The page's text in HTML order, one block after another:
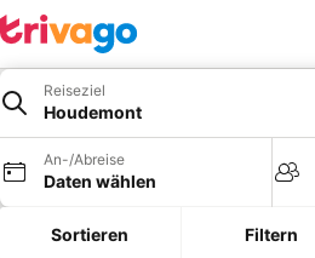
Reiseziel
Houdemont
An-/Abreise
Daten wählen
Sortieren Filtern